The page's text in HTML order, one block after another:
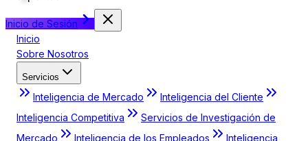
Inicio de Sesión
Inicio
Sobre Nosotros
Servicios
Inteligencia de Mercado
Inteligencia del Cliente
Inteligencia Competitiva
Servicios de Investigación de
Mercado
Inteligencia de los Empleados
Inteligencia